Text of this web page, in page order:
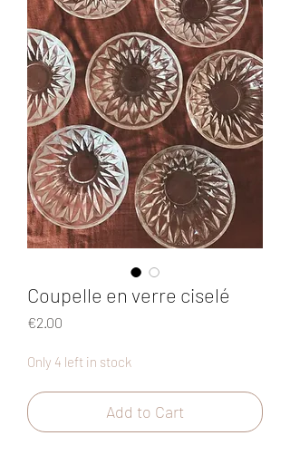
Coupelle en verre ciselé
€2.00
Only 4 left in stock
Add to Cart